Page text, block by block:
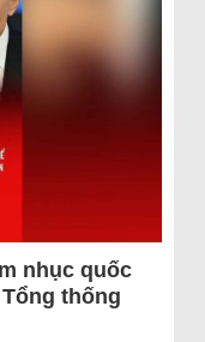
nhục quốc
thống